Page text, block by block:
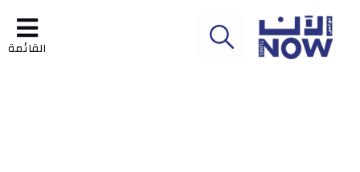
القائمة